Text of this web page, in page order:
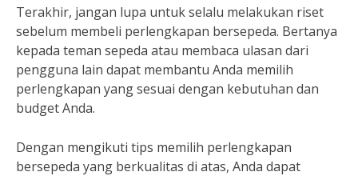
Terakhir, jangan lupa untuk selalu melakukan riset
sebelum membeli perlengkapan bersepeda. Bertanya
kepada teman sepeda atau membaca ulasan dari
pengguna lain dapat membantu Anda memilih
perlengkapan yang sesuai dengan kebutuhan dan
budget Anda.
Dengan mengikuti tips memilih perlengkapan
bersepeda yang berkualitas di atas, Anda dapat